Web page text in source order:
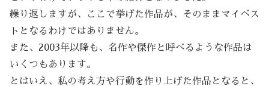
繰り返しますが、ここで挙げた作品が、そのままマイベス
トとなるわけではありません。
また、2003年以降も、名作や傑作と呼べるような作品は
いくつもあります。
とはいえ、私の考え方や行動を作り上げた作品となると、